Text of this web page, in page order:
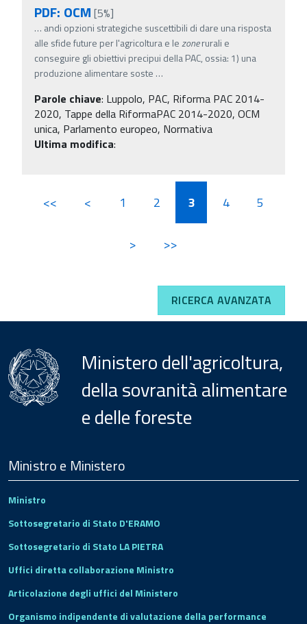
PDF: OCM [5%]
… andi opzioni strategiche suscettibili di dare una risposta
alle sfide future per l'agricoltura e lezonerurali e
conseguire gli obiettivi precipui della PAC, ossia: 1) una
produzione alimentare soste …
Parole chiave: Luppolo, PAC, Riforma PAC 2014-
2020, Tappe della RiformaPAC 2014-2020, OCM
unica, Parlamento europeo, Normativa
Ultima modifica:
<< < 1 2 3 4 5
> >>
RICERCA AVANZATA
Ministero dell'agricoltura,
della sovranità alimentare
e delle foreste
Footer
Ministro e Ministero
Ministro
Sottosegretario di Stato D'ERAMO
Sottosegretario di Stato LA PIETRA
Uffici diretta collaborazione Ministro
Articolazione degli uffici del Ministero
Organismo indipendente di valutazione della performance